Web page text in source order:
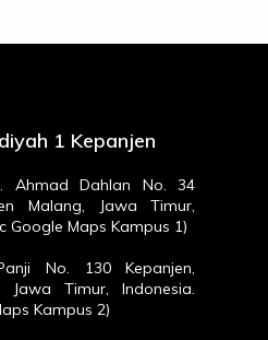
1 Kepanjen
Ahmad Dahlan No. 34
Malang, Jawa Timur,
Google Maps Kampus 1)
No. 130 Kepanjen,
Jawa Timur, Indonesia.
Kampus 2)